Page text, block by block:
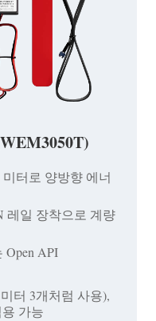
터로 양방향 에너
레일 장착으로 계량
Open API
터 3개처럼 사용),
용 가능